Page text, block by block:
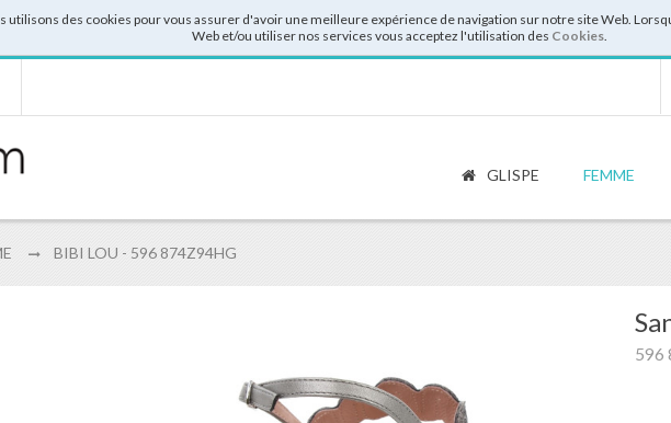
utilisons des cookies pour vous assurer d'avoir une meilleure expérience de navigation sur notre site Web.
Web et/ou utiliser nos services vous acceptez l'utilisation des Cookies.
GLISPE FEMME
BIBI LOU - 596 874Z94HG
596